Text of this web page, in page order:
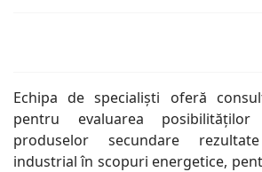
Echipa de specialiști oferă
pentru evaluarea
produselor secundare
industrial în scopuri energetice,